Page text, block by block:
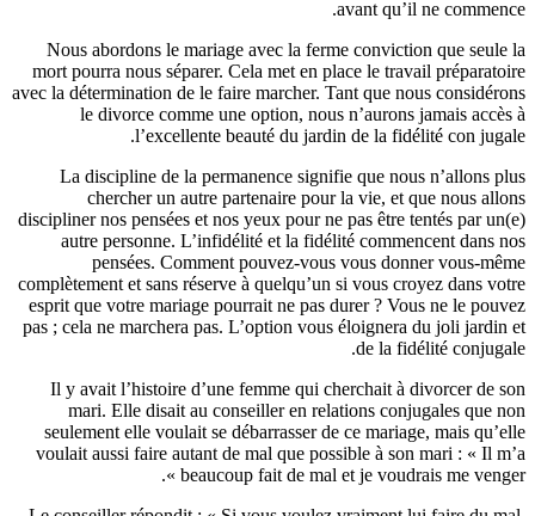
Nous
mort
avec la
le
La
discipliner
autre
esprit
pas ; cela
Il y
voulait